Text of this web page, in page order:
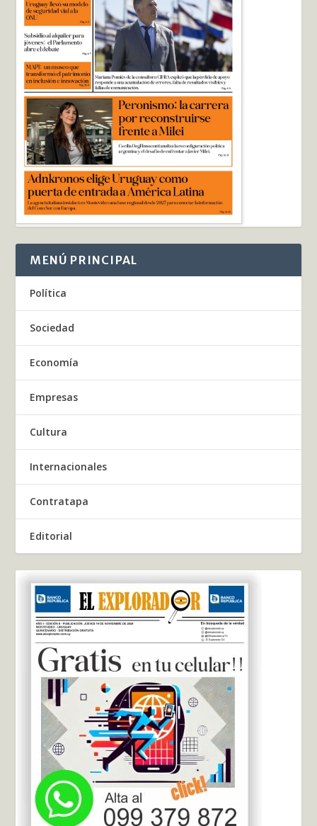
MENÚ PRINCIPAL
Política
Sociedad
Economía
Empresas
Cultura
Internacionales
Contratapa
Editorial